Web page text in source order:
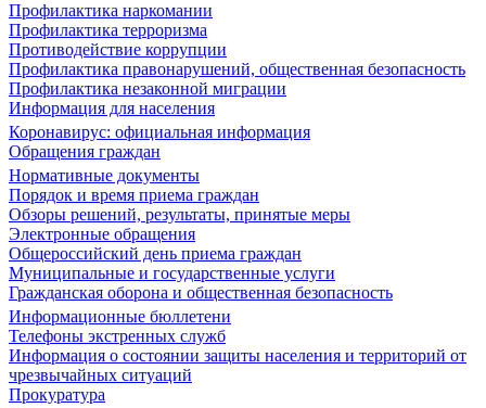
Профилактика наркомании
Профилактика терроризма
Противодействие коррупции
Профилактика правонарушений, общественная безопасность
Профилактика незаконной миграции
Информация для населения
Коронавирус: официальная информация
Обращения граждан
Нормативные документы
Порядок и время приема граждан
Обзоры решений, результаты, принятые меры
Электронные обращения
Общероссийский день приема граждан
Муниципальные и государственные услуги
Гражданская оборона и общественная безопасность
Информационные бюллетени
Телефоны экстренных служб
Информация о состоянии защиты населения и территорий от
чрезвычайных ситуаций
Прокуратура